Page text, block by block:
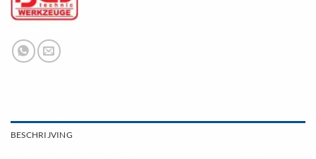
BESCHRIJVING